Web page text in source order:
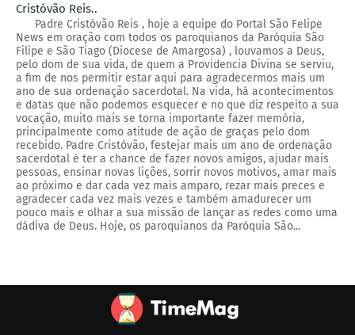
Cristóvão Reis..
Padre Cristóvão Reis , hoje a equipe do Portal São Felipe
News em oração com todos os paroquianos da Paróquia São
Filipe e São Tiago (Diocese de Amargosa) , louvamos a Deus,
pelo dom de sua vida, de quem a Providencia Divina se serviu,
a fim de nos permitir estar aqui para agradecermos mais um
ano de sua ordenação sacerdotal. Na vida, há acontecimentos
e datas que não podemos esquecer e no que diz respeito a sua
vocação, muito mais se torna importante fazer memória,
principalmente como atitude de ação de graças pelo dom
recebido. Padre Cristóvão, festejar mais um ano de ordenação
sacerdotal é ter a chance de fazer novos amigos, ajudar mais
pessoas, ensinar novas lições, sorrir novos motivos, amar mais
ao próximo e dar cada vez mais amparo, rezar mais preces e
agradecer cada vez mais vezes e também amadurecer um
pouco mais e olhar a sua missão de lançar as redes como uma
dádiva de Deus. Hoje, os paroquianos da Paróquia São...